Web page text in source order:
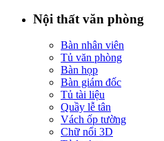
Nội thất văn phòng
Bàn nhân viên
Tủ văn phòng
Bàn họp
Bàn giám đốc
Tủ tài liệu
Quầy lễ tân
Vách ốp tường
Chữ nổi 3D